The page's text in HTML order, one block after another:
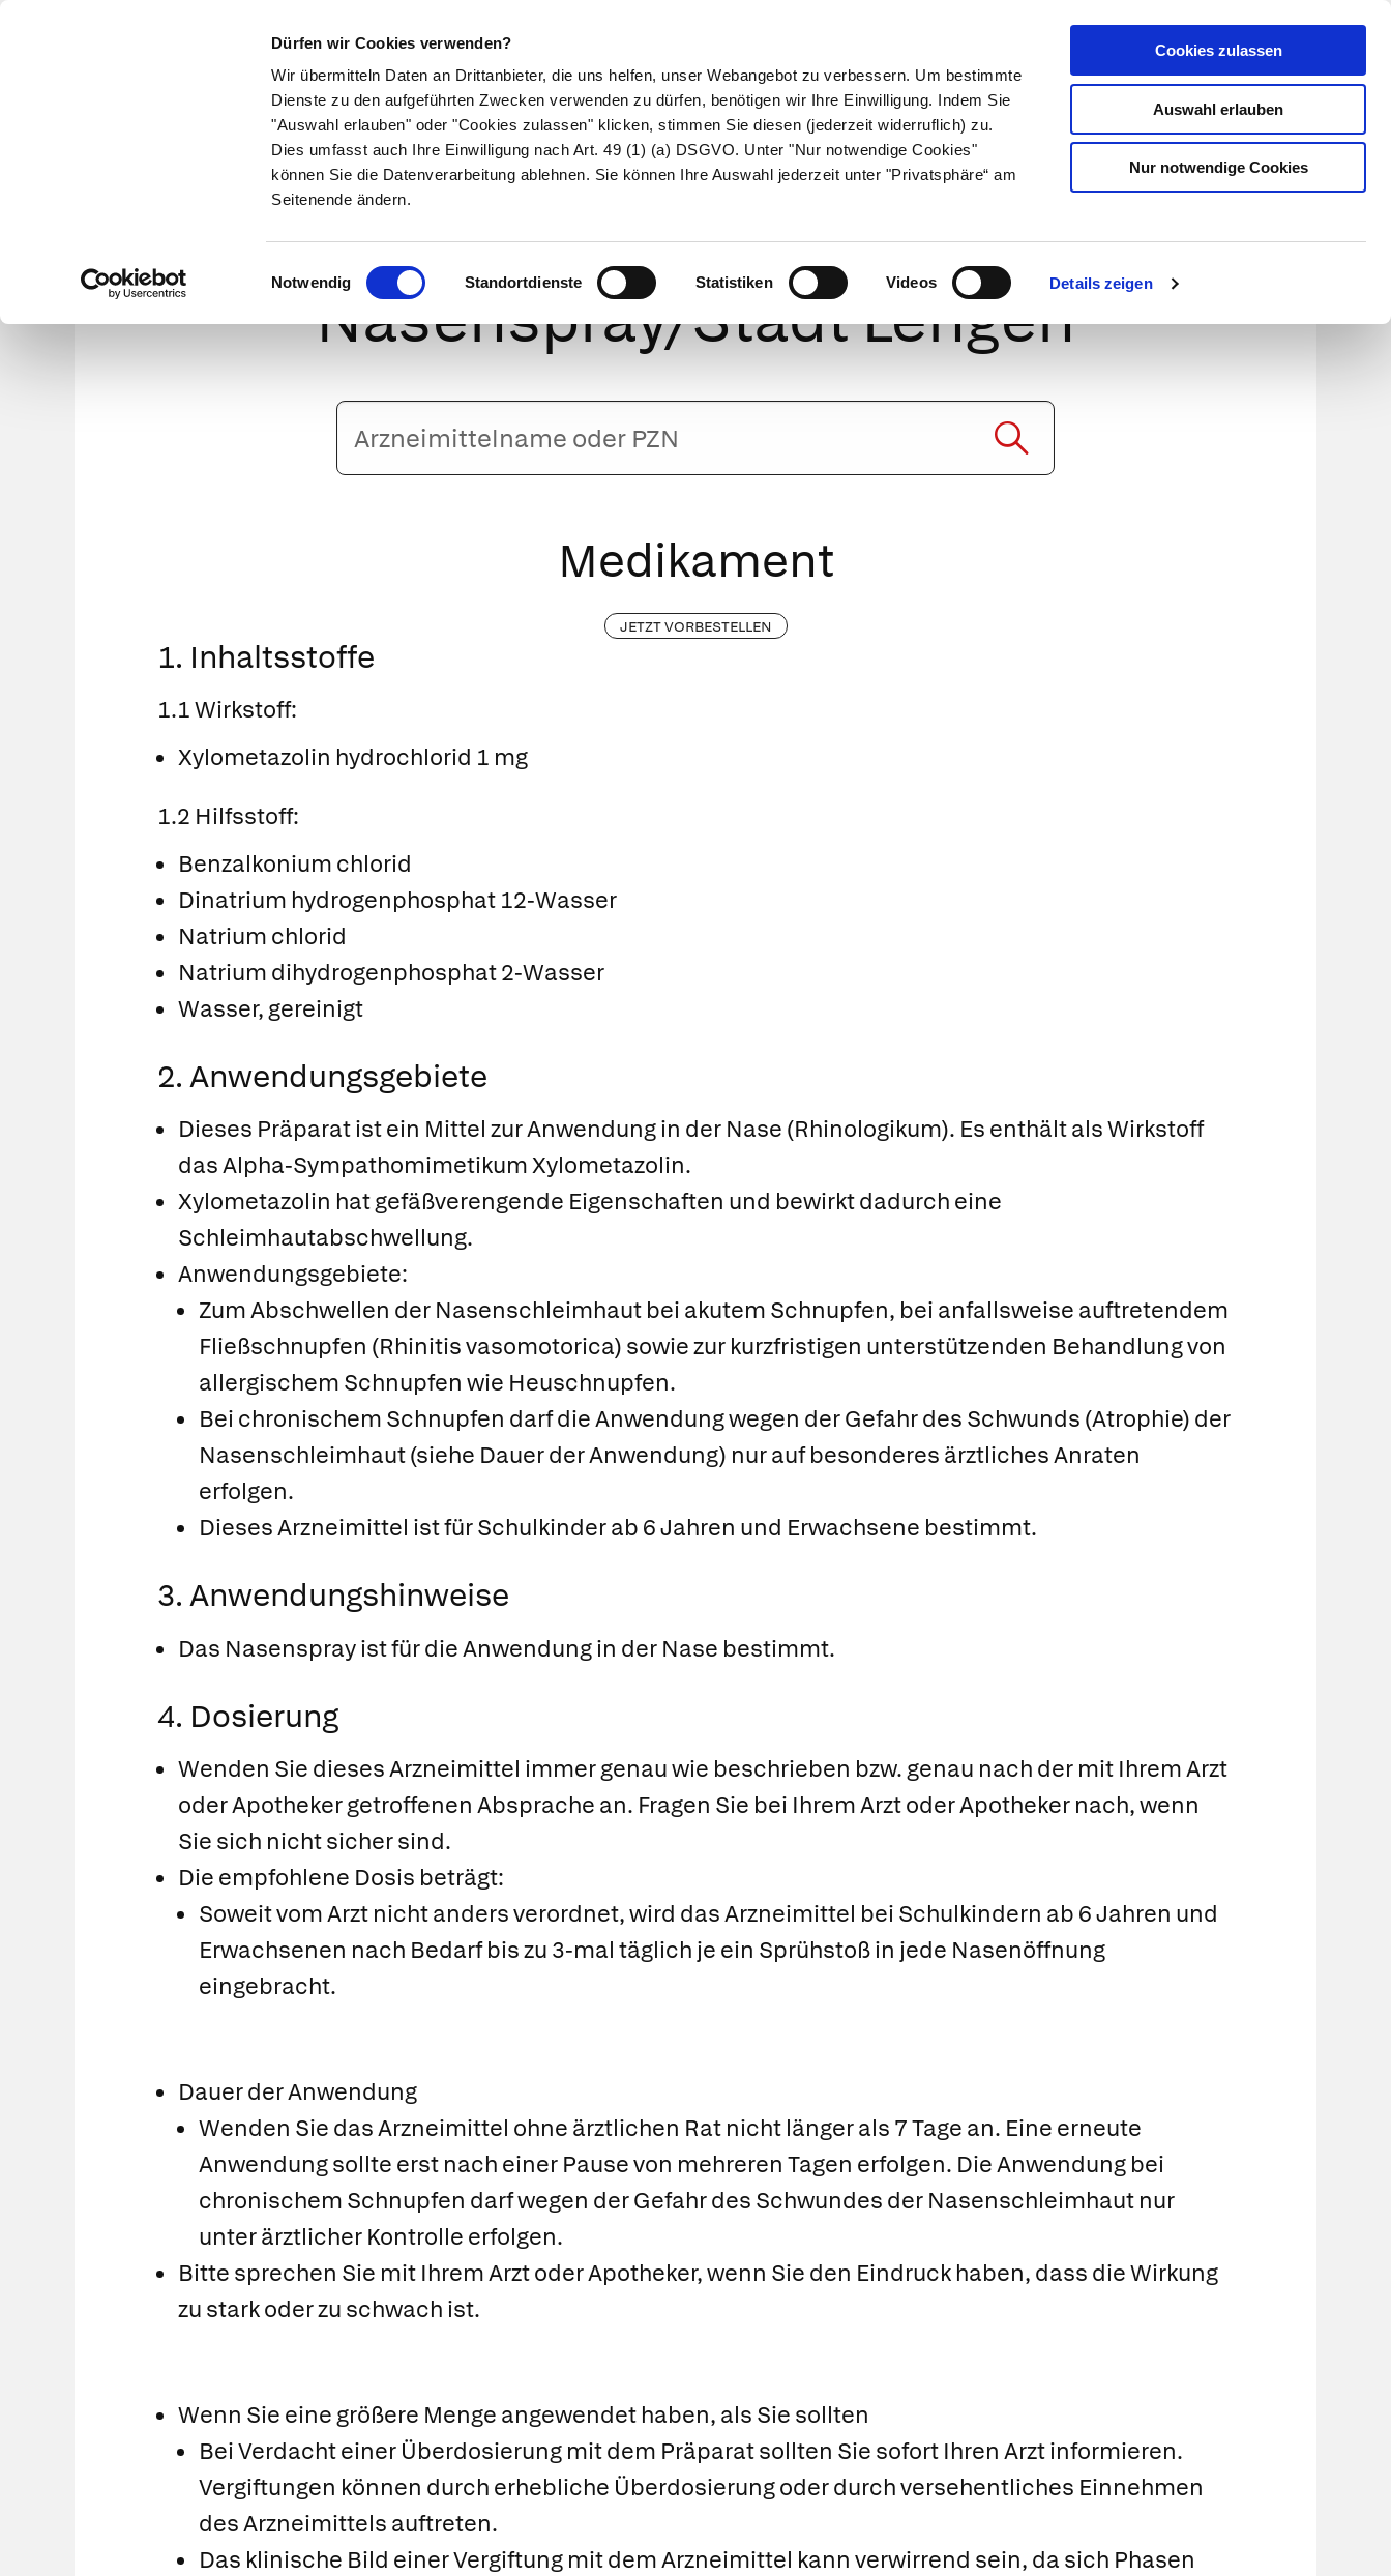
Dürfen wir Cookies verwenden?
Wir übermitteln Daten an Drittanbieter, die uns helfen, unser Webangebot zu verbessern. Um bestimmte
Dienste zu den aufgeführten Zwecken verwenden zu dürfen, benötigen wir Ihre Einwilligung. Indem Sie
"Auswahl erlauben" oder "Cookies zulassen" klicken, stimmen Sie diesen (jederzeit widerruflich) zu.
Dies umfasst auch Ihre Einwilligung nach Art. 49 (1) (a) DSGVO. Unter "Nur notwendige Cookies"
können Sie die Datenverarbeitung ablehnen. Sie können Ihre Auswahl jederzeit unter "Privatsphäre“ am
Seitenende ändern.
Einwilligungsauswahl
Notwendig Standortdienste Statistiken Videos Details zeigen
Cookies zulassen
Auswahl erlauben
Nur notwendige Cookies
Kundenlogin
Suche
Symptome Therapie Medikamente Naturheilkunde Eltern & Kind Gesund leben Über uns
Xylometazolin 0.1%
Nasenspray/Stadt Lengen
Arzneimittelname
oder
PZN
Medikament
JETZT VORBESTELLEN
1. Inhaltsstoffe
1.1 Wirkstoff:
Xylometazolin hydrochlorid 1 mg
1.2 Hilfsstoff:
Benzalkonium chlorid
Dinatrium hydrogenphosphat 12-Wasser
Natrium chlorid
Natrium dihydrogenphosphat 2-Wasser
Wasser, gereinigt
2. Anwendungsgebiete
Dieses Präparat ist ein Mittel zur Anwendung in der Nase (Rhinologikum). Es enthält als Wirkstoff
das Alpha-Sympathomimetikum Xylometazolin.
Xylometazolin hat gefäßverengende Eigenschaften und bewirkt dadurch eine
Schleimhautabschwellung.
Anwendungsgebiete:
Zum Abschwellen der Nasenschleimhaut bei akutem Schnupfen, bei anfallsweise auftretendem
Fließschnupfen (Rhinitis vasomotorica) sowie zur kurzfristigen unterstützenden Behandlung von
allergischem Schnupfen wie Heuschnupfen.
Bei chronischem Schnupfen darf die Anwendung wegen der Gefahr des Schwunds (Atrophie) der
Nasenschleimhaut (siehe Dauer der Anwendung) nur auf besonderes ärztliches Anraten
erfolgen.
Dieses Arzneimittel ist für Schulkinder ab 6 Jahren und Erwachsene bestimmt.
3. Anwendungshinweise
Das Nasenspray ist für die Anwendung in der Nase bestimmt.
4. Dosierung
Wenden Sie dieses Arzneimittel immer genau wie beschrieben bzw. genau nach der mit Ihrem Arzt
oder Apotheker getroffenen Absprache an. Fragen Sie bei Ihrem Arzt oder Apotheker nach, wenn
Sie sich nicht sicher sind.
Die empfohlene Dosis beträgt:
Soweit vom Arzt nicht anders verordnet, wird das Arzneimittel bei Schulkindern ab 6 Jahren und
Erwachsenen nach Bedarf bis zu 3-mal täglich je ein Sprühstoß in jede Nasenöffnung
eingebracht.
Dauer der Anwendung
Wenden Sie das Arzneimittel ohne ärztlichen Rat nicht länger als 7 Tage an. Eine erneute
Anwendung sollte erst nach einer Pause von mehreren Tagen erfolgen. Die Anwendung bei
chronischem Schnupfen darf wegen der Gefahr des Schwundes der Nasenschleimhaut nur
unter ärztlicher Kontrolle erfolgen.
Bitte sprechen Sie mit Ihrem Arzt oder Apotheker, wenn Sie den Eindruck haben, dass die Wirkung
zu stark oder zu schwach ist.
Wenn Sie eine größere Menge angewendet haben, als Sie sollten
Bei Verdacht einer Überdosierung mit dem Präparat sollten Sie sofort Ihren Arzt informieren.
Vergiftungen können durch erhebliche Überdosierung oder durch versehentliches Einnehmen
des Arzneimittels auftreten.
Das klinische Bild einer Vergiftung mit dem Arzneimittel kann verwirrend sein, da sich Phasen